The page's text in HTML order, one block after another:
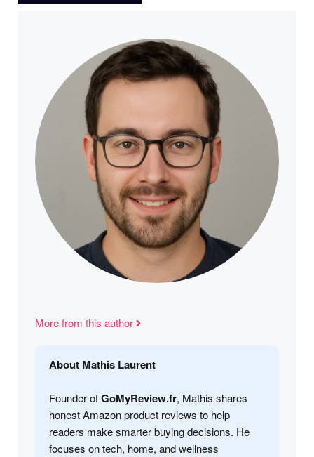
More from this author
About Mathis Laurent
Founder ofGoMyReview.fr, Mathis shares
honest Amazon product reviews to help
readers make smarter buying decisions. He
focuses on tech, home, and wellness